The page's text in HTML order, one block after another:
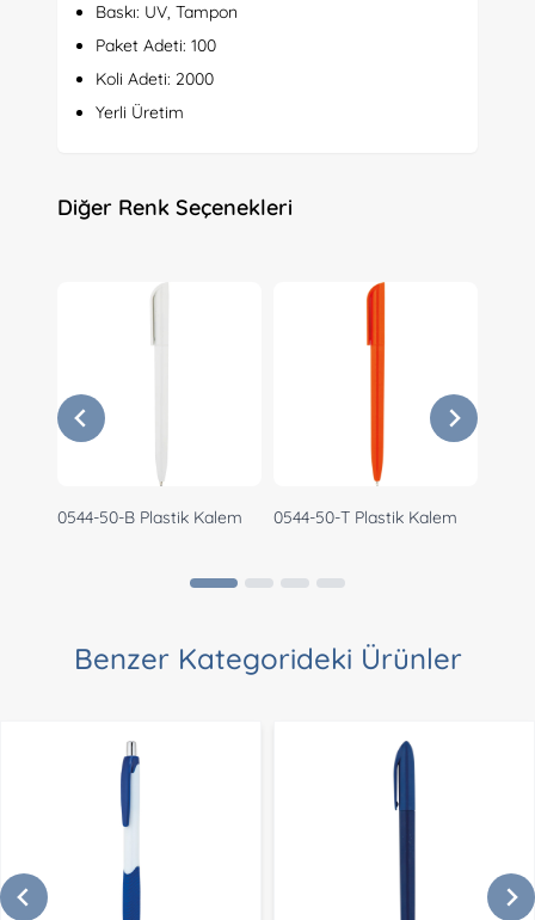
Baskı: UV, Tampon
Paket Adeti: 100
Koli Adeti: 2000
Yerli Üretim
Diğer Renk Seçenekleri
0544-50-B Plastik Kalem 0544-50-T Plastik Kalem
Benzer Kategorideki Ürünler